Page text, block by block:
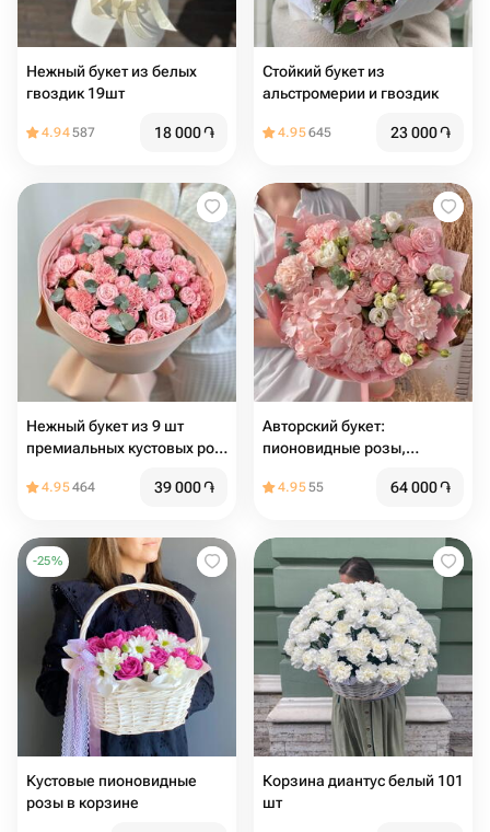
Нежный букет из белых
гвоздик 19шт
4.94587 18 000֏
Стойкий букет из
альстромерии и гвоздик
4.95645 23 000֏
Нежный букет из 9 шт
премиальных кустовых роз
эвкалиптом "Нежность"
4.95464 39 000֏
Авторский букет:
пионовидные розы,
диантус, эвкалипт
4.9555 64 000֏
-25%
Кустовые пионовидные
розы в корзине
Кoрзинa диантус белый 101
шт